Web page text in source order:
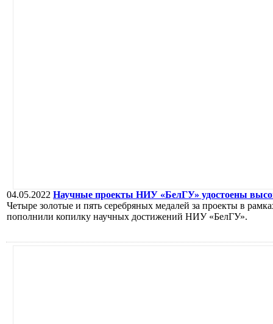
04.05.2022 Научные проекты НИУ «БелГУ» удостоены
Четыре золотые и пять серебряных медалей за проекты в
пополнили копилку научных достижений НИУ «БелГУ».